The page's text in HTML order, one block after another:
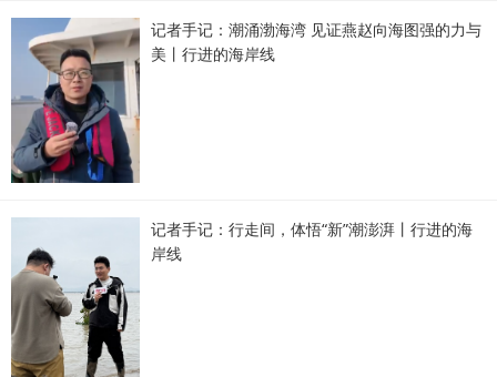
记者手记：潮涌渤海湾 见证燕赵向海图强的力与
美丨行进的海岸线
记者手记：行走间，体悟“新”潮澎湃丨行进的海
岸线